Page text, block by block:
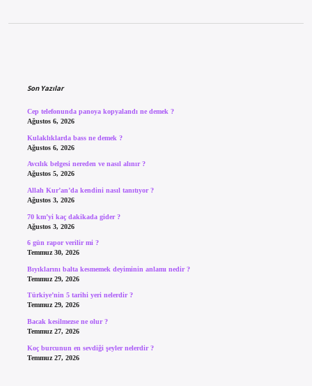
Son Yazılar
Cep telefonunda panoya kopyalandı ne demek ?
Ağustos 6, 2026
Kulaklıklarda bass ne demek ?
Ağustos 6, 2026
Avcılık belgesi nereden ve nasıl alınır ?
Ağustos 5, 2026
Allah Kur’an’da kendini nasıl tanıtıyor ?
Ağustos 3, 2026
70 km’yi kaç dakikada gider ?
Ağustos 3, 2026
6 gün rapor verilir mi ?
Temmuz 30, 2026
Bıyıklarını balta kesmemek deyiminin anlamı nedir ?
Temmuz 29, 2026
Türkiye’nin 5 tarihi yeri nelerdir ?
Temmuz 29, 2026
Bacak kesilmezse ne olur ?
Temmuz 27, 2026
Koç burcunun en sevdiği şeyler nelerdir ?
Temmuz 27, 2026